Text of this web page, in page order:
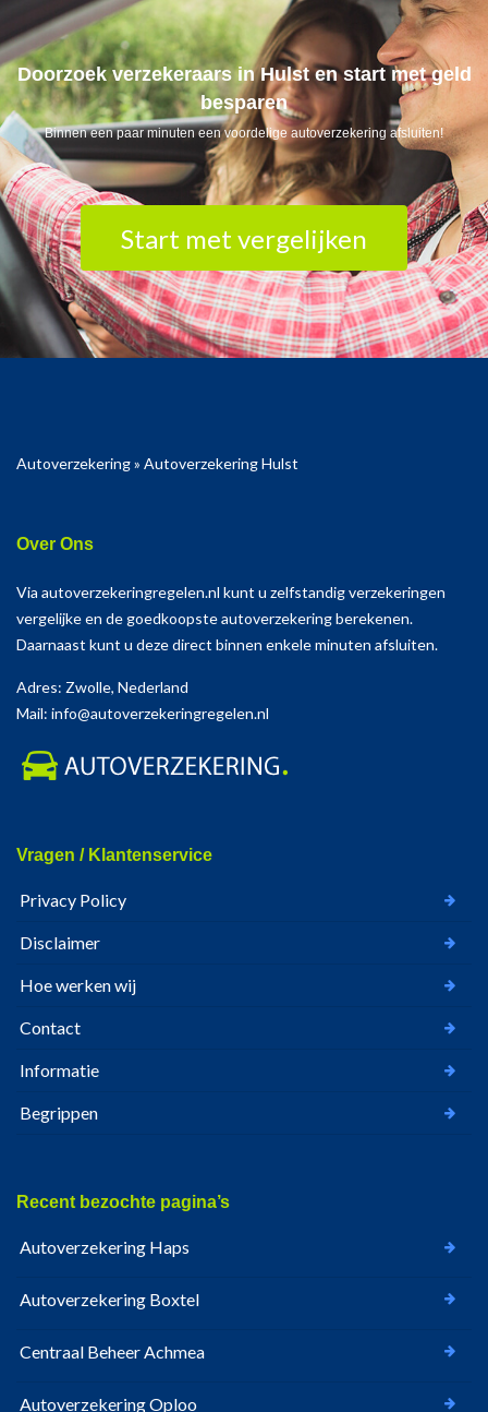
Doorzoek verzekeraars in Hulst en start met geld
besparen
Binnen een paar minuten een voordelige autoverzekering afsluiten!
Start met vergelijken
Autoverzekering» Autoverzekering Hulst
Over Ons
Via autoverzekeringregelen.nl kunt u zelfstandig verzekeringen
vergelijke en de goedkoopste autoverzekering berekenen.
Daarnaast kunt u deze direct binnen enkele minuten afsluiten.
Adres: Zwolle, Nederland
Mail: info@autoverzekeringregelen.nl
Vragen / Klantenservice
Privacy Policy
Disclaimer
Hoe werken wij
Contact
Informatie
Begrippen
Recent bezochte pagina’s
Autoverzekering Haps
Autoverzekering Boxtel
Centraal Beheer Achmea
Autoverzekering Oploo